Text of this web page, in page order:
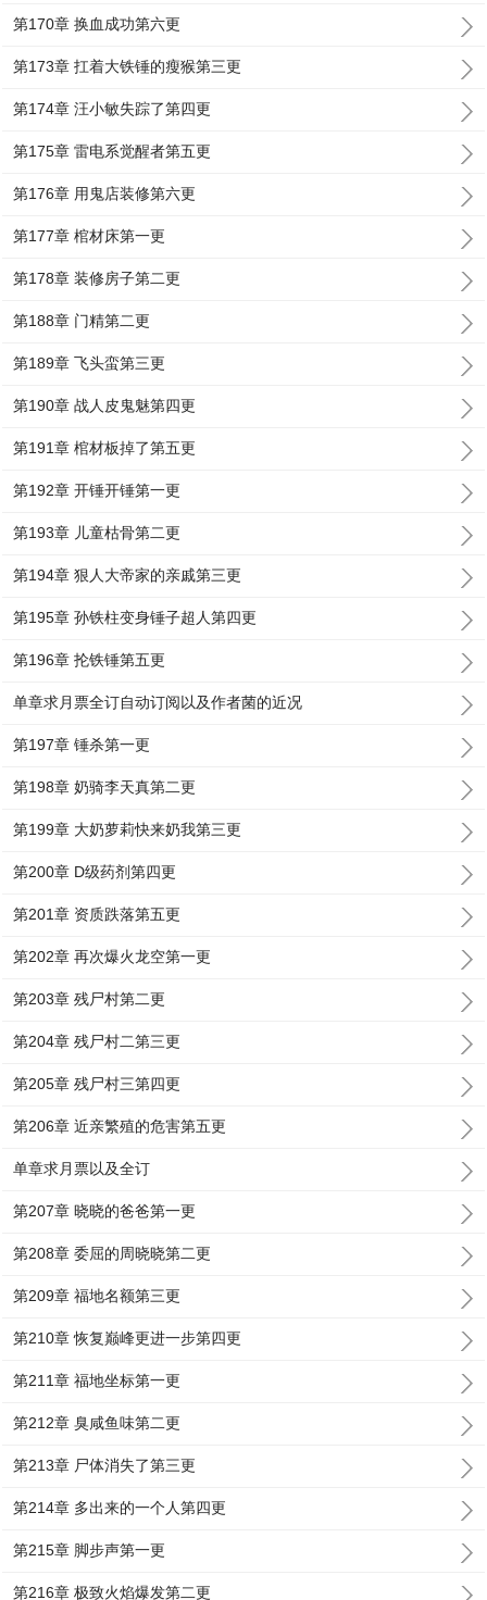
第170章 换血成功第六更
第173章 扛着大铁锤的瘦猴第三更
第174章 汪小敏失踪了第四更
第175章 雷电系觉醒者第五更
第176章 用鬼店装修第六更
第177章 棺材床第一更
第178章 装修房子第二更
第188章 门精第二更
第189章 飞头蛮第三更
第190章 战人皮鬼魅第四更
第191章 棺材板掉了第五更
第192章 开锤开锤第一更
第193章 儿童枯骨第二更
第194章 狠人大帝家的亲戚第三更
第195章 孙铁柱变身锤子超人第四更
第196章 抡铁锤第五更
单章求月票全订自动订阅以及作者菌的近况
第197章 锤杀第一更
第198章 奶骑李天真第二更
第199章 大奶萝莉快来奶我第三更
第200章 D级药剂第四更
第201章 资质跌落第五更
第202章 再次爆火龙空第一更
第203章 残尸村第二更
第204章 残尸村二第三更
第205章 残尸村三第四更
第206章 近亲繁殖的危害第五更
单章求月票以及全订
第207章 晓晓的爸爸第一更
第208章 委屈的周晓晓第二更
第209章 福地名额第三更
第210章 恢复巅峰更进一步第四更
第211章 福地坐标第一更
第212章 臭咸鱼味第二更
第213章 尸体消失了第三更
第214章 多出来的一个人第四更
第215章 脚步声第一更
第216章 极致火焰爆发第二更